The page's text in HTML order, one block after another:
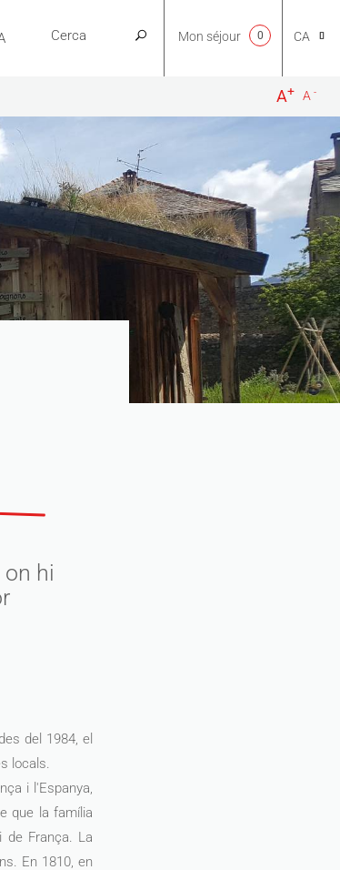
CA
FR
ES
Mon séjour 0
-
A
+
A
hi
del 1984, el
locals.
i l'Espanya,
que la família
de França. La
En 1810, en